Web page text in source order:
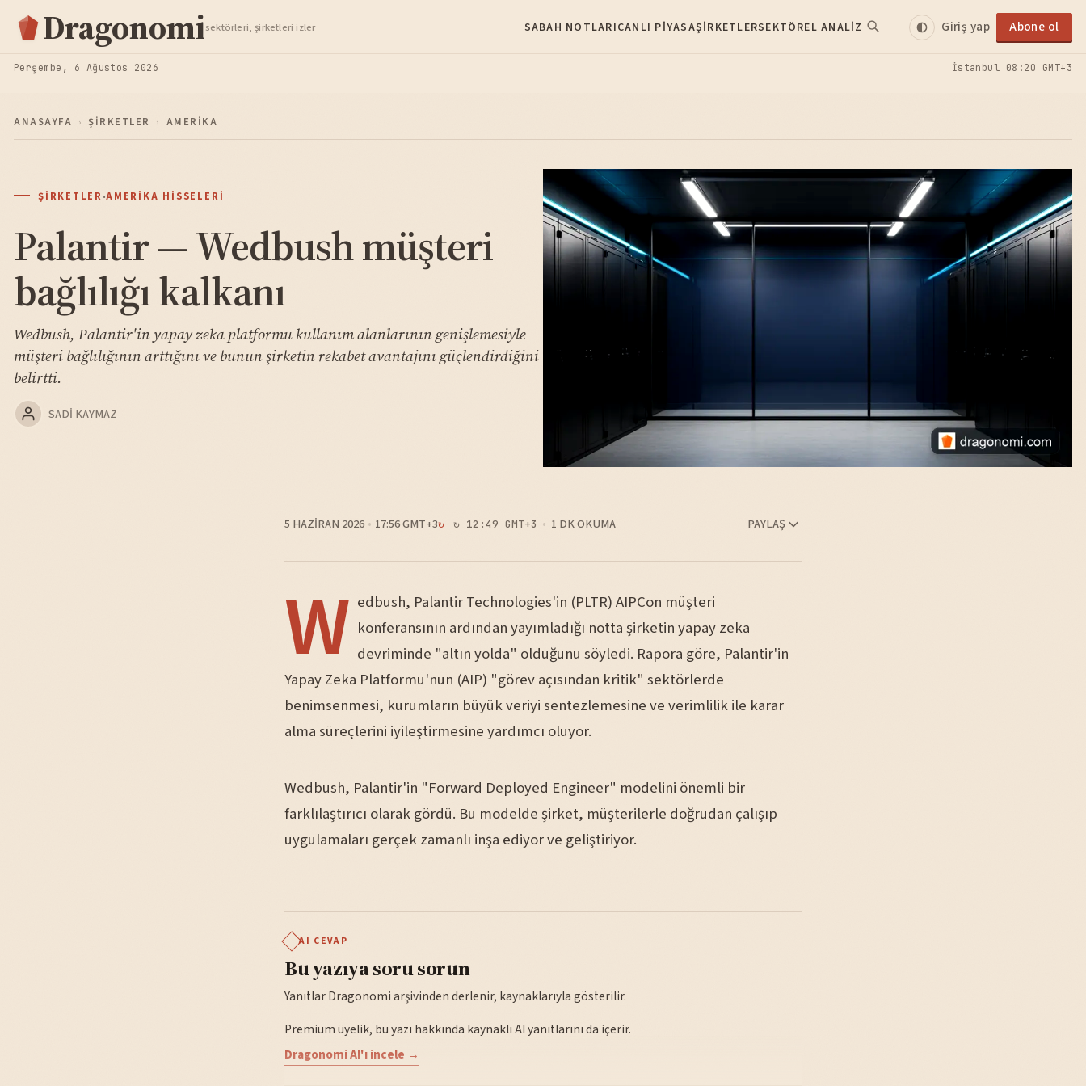
Dragonomisektörleri, şirketleri izler SABAH NOTLARICANLI PIYASAŞIRKETLERSEKTÖREL ANALIZ Giriş yap Abone ol
Perşembe, 6 Ağustos 2026 İstanbul 08:20 GMT+3
ANASAYFA › ŞIRKETLER › AMERIKA
ŞIRKETLER·AMERIKA HISSELERI
Palantir — Wedbush müşteri
bağlılığı kalkanı
Wedbush, Palantir'in yapay zeka platformu kullanım alanlarının genişlemesiyle
müşteri bağlılığının arttığını ve bunun şirketin rekabet avantajını güçlendirdiğini
belirtti.
SADI KAYMAZ
5 HAZIRAN 2026 17:56 GMT+3 ↻ 12:49 GMT+3 1 DK OKUMA PAYLAŞ
W edbush, Palantir Technologies'in (PLTR) AIPCon müşteri
konferansının ardından yayımladığı notta şirketin yapay zeka
devriminde "altın yolda" olduğunu söyledi. Rapora göre, Palantir'in
Yapay Zeka Platformu'nun (AIP) "görev açısından kritik" sektörlerde
benimsenmesi, kurumların büyük veriyi sentezlemesine ve verimlilik ile karar
alma süreçlerini iyileştirmesine yardımcı oluyor.
Wedbush, Palantir'in "Forward Deployed Engineer" modelini önemli bir
farklılaştırıcı olarak gördü. Bu modelde şirket, müşterilerle doğrudan çalışıp
uygulamaları gerçek zamanlı inşa ediyor ve geliştiriyor.
AI CEVAP
Bu yazıya soru sorun
Yanıtlar Dragonomi arşivinden derlenir, kaynaklarıyla gösterilir.
Premium üyelik, bu yazı hakkında kaynaklı AI yanıtlarını da içerir.
Dragonomi AI'ı incele →